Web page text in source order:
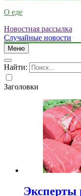
О еде
Новостная рассылка
Случайные новости
Меню
Найти:
Заголовки
Эксперты